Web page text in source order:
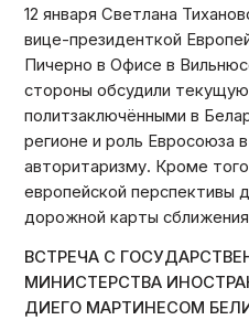
12 января Светлана
вице-президенткой
Пичерно в Офисе в
стороны обсудили
политзаключёнными в
регионе и роль Евросоюза
авторитаризму. Кроме
европейской перспективы
дорожной карты
ВСТРЕЧА С
МИНИСТЕРСТВА
ДИЕГО МАРТИНЕСОМ